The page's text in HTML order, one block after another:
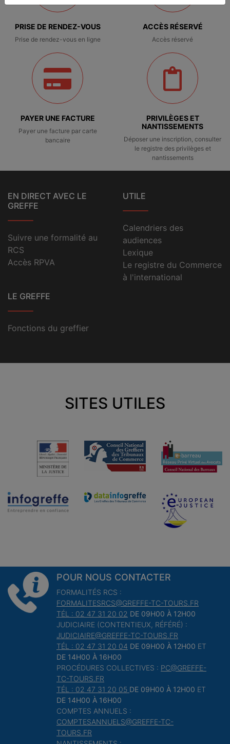
PRISE DE RENDEZ-VOUS
Prise de rendez-vous en ligne
ACCÈS RÉSERVÉ
Accès réservé
PAYER UNE FACTURE
Payer une facture par carte
bancaire
PRIVILÈGES ET
NANTISSEMENTS
Déposer une inscription, consulter
le registre des privilèges et
nantissements
EN DIRECT AVEC LE
GREFFE
Suivre une formalité au
RCS
Accès RPVA
UTILE
Calendriers des
audiences
Lexique
Le registre du Commerce
à l'international
LE GREFFE
Fonctions du greffier
SITES UTILES
POUR NOUS CONTACTER
FORMALITÉS RCS :
FORMALITESRCS@GREFFE-TC-TOURS.FR
TÉL : 02 47 31 20 02 DE 09H00 À 12H00
JUDICIAIRE (CONTENTIEUX, RÉFÉRÉ) :
JUDICIAIRE@GREFFE-TC-TOURS.FR
TÉL : 02 47 31 20 04 DE 09H00 À 12H00 ET
DE 14H00 À 16H00
PROCÉDURES COLLECTIVES : PC@GREFFE-
TC-TOURS.FR
TÉL : 02 47 31 20 05 DE 09H00 À 12H00 ET
DE 14H00 À 16H00
COMPTES ANNUELS :
COMPTESANNUELS@GREFFE-TC-
TOURS.FR